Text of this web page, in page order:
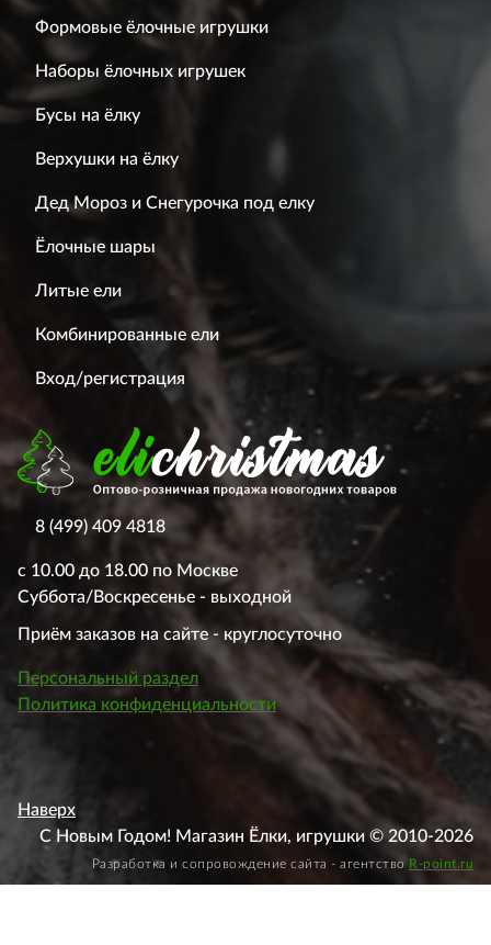
Формовые ёлочные игрушки
Наборы ёлочных игрушек
Бусы на ёлку
Верхушки на ёлку
Дед Мороз и Снегурочка под елку
Ёлочные шары
Литые ели
Комбинированные ели
Вход/регистрация
8 (499) 409 4818
с 10.00 до 18.00 по Москве
Суббота/Воскресенье - выходной
Приём заказов на сайте - круглосуточно
Персональный раздел
Политика конфиденциальности
Наверх
С Новым Годом! Магазин Ёлки, игрушки © 2010-2026
Разработка и сопровождение сайта - агентство R-point.ru